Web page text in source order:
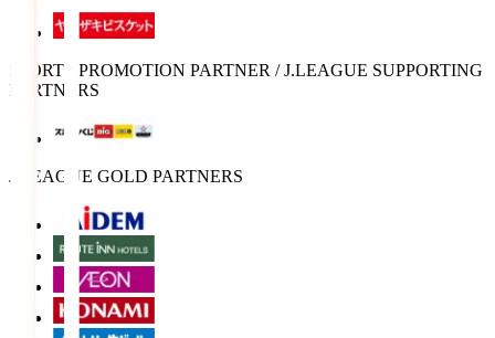
SPORTS PROMOTION PARTNER / J.LEAGUE SUPPORTING
PARTNERS
J.LEAGUE GOLD PARTNERS